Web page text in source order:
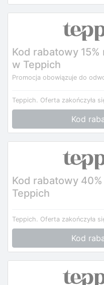
Kod rabatowy
w Teppich
Promocja obowiązuje do
Teppich. Oferta zakończyła
Kod
Kod rabatowy
Teppich
Teppich. Oferta zakończyła
Kod